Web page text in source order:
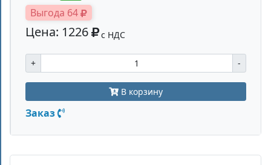
Выгода 64
Цена: 1226 с НДС
+ -
В корзину
Заказ